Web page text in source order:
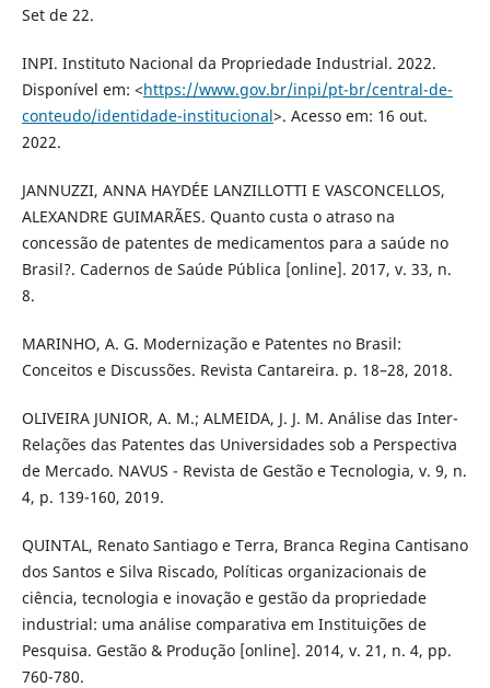
Set de 22.
INPI. Instituto Nacional da Propriedade Industrial. 2022.
Disponível em: <https://www.gov.br/inpi/pt-br/central-de-
conteudo/identidade-institucional>. Acesso em: 16 out.
2022.
JANNUZZI, ANNA HAYDÉE LANZILLOTTI E VASCONCELLOS,
ALEXANDRE GUIMARÃES. Quanto custa o atraso na
concessão de patentes de medicamentos para a saúde no
Brasil?. Cadernos de Saúde Pública [online]. 2017, v. 33, n.
8.
MARINHO, A. G. Modernização e Patentes no Brasil:
Conceitos e Discussões. Revista Cantareira. p. 18–28, 2018.
OLIVEIRA JUNIOR, A. M.; ALMEIDA, J. J. M. Análise das Inter-
Relações das Patentes das Universidades sob a Perspectiva
de Mercado. NAVUS - Revista de Gestão e Tecnologia, v. 9, n.
4, p. 139-160, 2019.
QUINTAL, Renato Santiago e Terra, Branca Regina Cantisano
dos Santos e Silva Riscado, Políticas organizacionais de
ciência, tecnologia e inovação e gestão da propriedade
industrial: uma análise comparativa em Instituições de
Pesquisa. Gestão & Produção [online]. 2014, v. 21, n. 4, pp.
760-780.